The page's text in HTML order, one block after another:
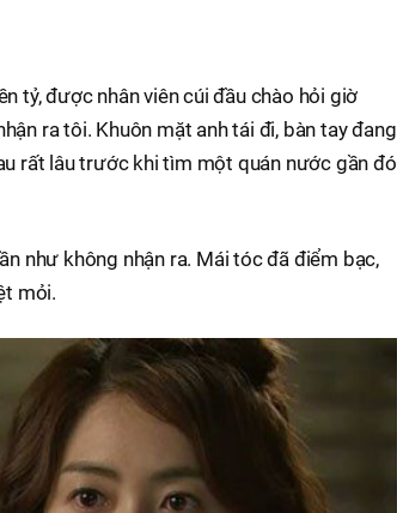
tỷ, được nhân viên cúi đầu chào hỏi giờ
ra tôi. Khuôn mặt anh tái đi, bàn tay đang
rất lâu trước khi tìm một quán nước gần đó
như không nhận ra. Mái tóc đã điểm bạc,
mỏi.